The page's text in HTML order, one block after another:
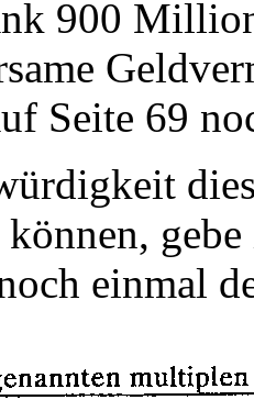
900
Seite 69
einmal